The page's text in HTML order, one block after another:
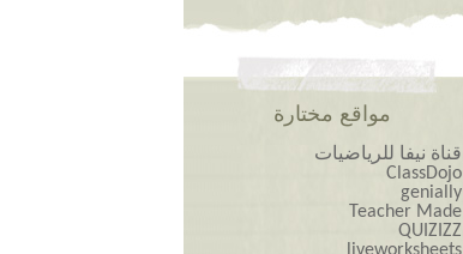
مواقع مختارة
قناة نيفا للرياضيات
ClassDojo
genially
Teacher Made
QUIZIZZ